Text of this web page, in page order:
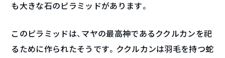
も大きな石のピラミッドがあります。
このピラミッドは、マヤの最高神であるククルカンを祀
るために作られたそうです。ククルカンは羽毛を持つ蛇